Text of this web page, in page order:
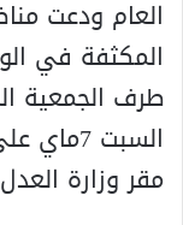
العام ودعت
المكثفة في
طرف الجمعية
السبت
مقر وزارة